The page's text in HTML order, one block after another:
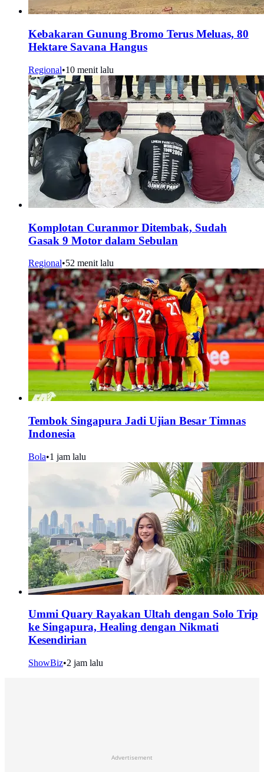
Kebakaran Gunung Bromo Terus Meluas, 80
Hektare Savana Hangus
Regional•10 menit lalu
Komplotan Curanmor Ditembak, Sudah
Gasak 9 Motor dalam Sebulan
Regional•52 menit lalu
Tembok Singapura Jadi Ujian Besar Timnas
Indonesia
Bola•1 jam lalu
Ummi Quary Rayakan Ultah dengan Solo Trip
ke Singapura, Healing dengan Nikmati
Kesendirian
ShowBiz•2 jam lalu
Advertisement